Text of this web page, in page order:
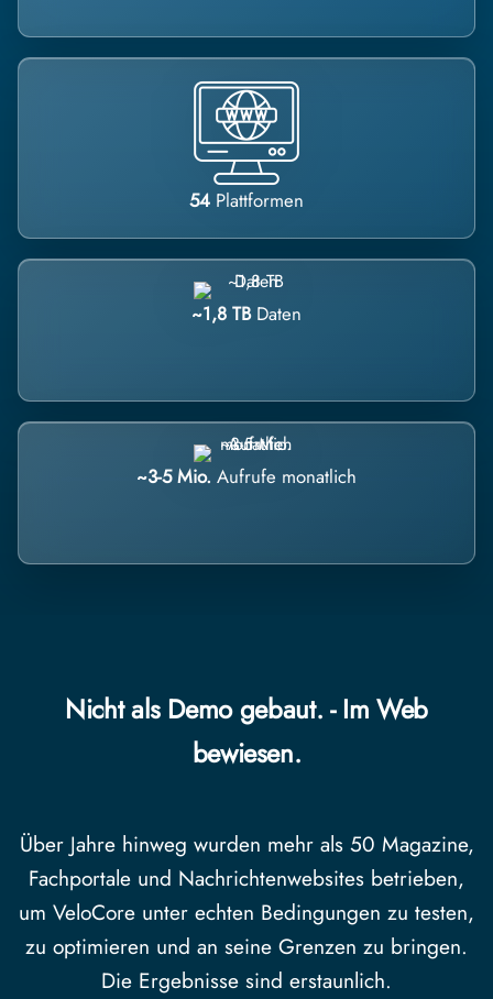
54 Plattformen
~1,8 TB Daten
~3-5 Mio. Aufrufe monatlich
Nicht als Demo gebaut. - Im Web
bewiesen.
Über Jahre hinweg wurden mehr als 50 Magazine,
Fachportale und Nachrichtenwebsites betrieben,
um VeloCore unter echten Bedingungen zu testen,
zu optimieren und an seine Grenzen zu bringen.
Die Ergebnisse sind erstaunlich.